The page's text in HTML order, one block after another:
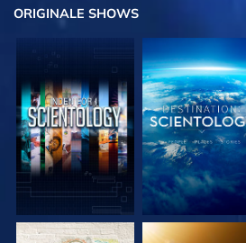
ORIGINALE SHOWS